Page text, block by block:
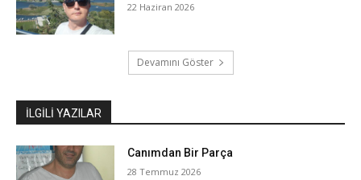
22 Haziran 2026
Devamını Göster
İLGILI YAZILAR
Canımdan Bir Parça
28 Temmuz 2026